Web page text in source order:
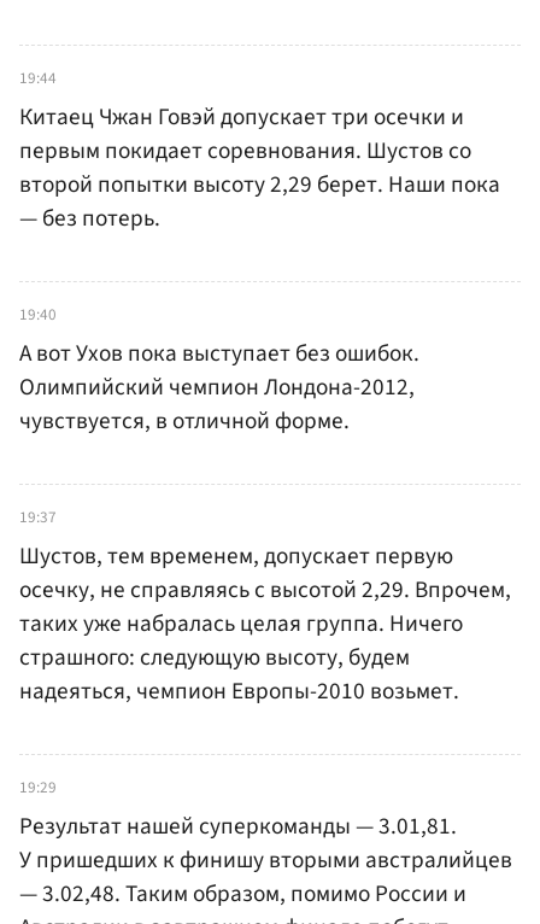
19:44
Китаец Чжан Говэй допускает три осечки и
первым покидает соревнования. Шустов со
второй попытки высоту 2,29 берет. Наши пока
— без потерь.
19:40
А вот Ухов пока выступает без ошибок.
Олимпийский чемпион Лондона-2012,
чувствуется, в отличной форме.
19:37
Шустов, тем временем, допускает первую
осечку, не справляясь с высотой 2,29. Впрочем,
таких уже набралась целая группа. Ничего
страшного: следующую высоту, будем
надеяться, чемпион Европы-2010 возьмет.
19:29
Результат нашей суперкоманды — 3.01,81.
У пришедших к финишу вторыми австралийцев
— 3.02,48. Таким образом, помимо России и